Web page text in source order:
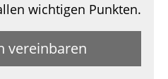
wichtigen Punkten.
vereinbaren